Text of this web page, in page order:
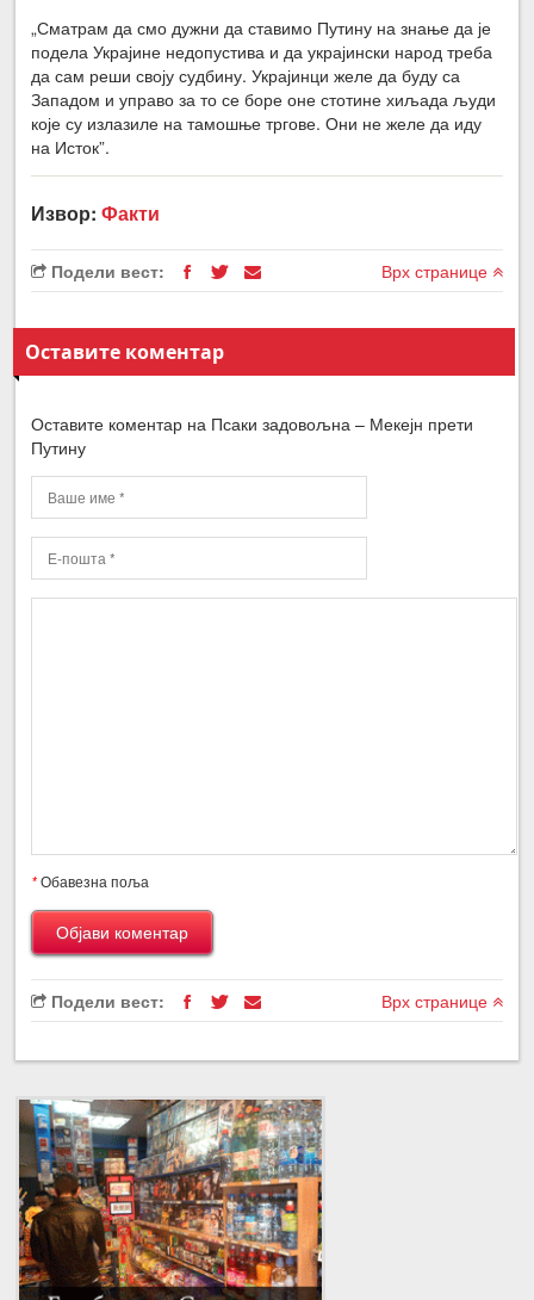
„Сматрам да смо дужни да ставимо Путину на знање да је
подела Украјине недопустива и да украјински народ треба
да сам реши своју судбину. Украјинци желе да буду са
Западом и управо за то се боре оне стотине хиљада људи
које су излазиле на тамошње тргове. Они не желе да иду
на Исток”.
Извор:Факти
Подели вест: Врх странице
Оставите коментар
Оставите коментар на Псаки задовољна – Мекејн прети
Путину
*Обавезна поља
Подели вест: Врх странице